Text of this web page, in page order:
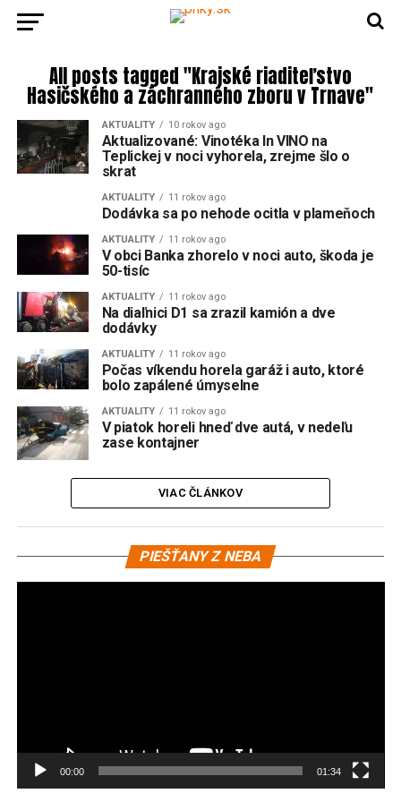
All posts tagged "Krajské riaditeľstvo
Hasičského a záchranného zboru v Trnave"
AKTUALITY 10 rokov ago
Aktualizované: Vinotéka In VINO na
Teplickej v noci vyhorela, zrejme šlo o
skrat
AKTUALITY 11 rokov ago
Dodávka sa po nehode ocitla v plameňoch
AKTUALITY 11 rokov ago
V obci Banka zhorelo v noci auto, škoda je
50-tisíc
AKTUALITY 11 rokov ago
Na diaľnici D1 sa zrazil kamión a dve
dodávky
AKTUALITY 11 rokov ago
Počas víkendu horela garáž i auto, ktoré
bolo zapálené úmyselne
AKTUALITY 11 rokov ago
V piatok horeli hneď dve autá, v nedeľu
zase kontajner
VIAC ČLÁNKOV
PIEŠŤANY Z NEBA
00:00 01:34